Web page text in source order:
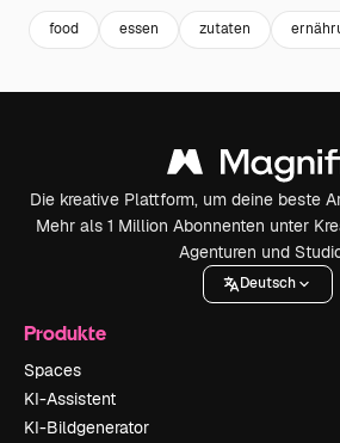
food essen zutaten
Die kreative Plattform, um deine beste
Mehr als 1 Million Abonnenten unter
Agenturen und
Deutsch
Produkte
Spaces
KI-Assistent
KI-Bildgenerator